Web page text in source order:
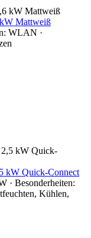
Mattweiß
WLAN ·
kW Quick-Connect
· Besonderheiten:
Kühlen,